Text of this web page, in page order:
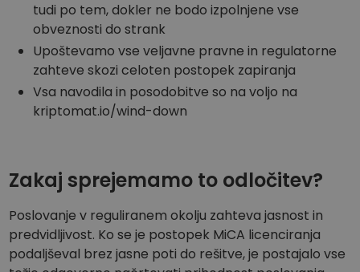
tudi po tem, dokler ne bodo izpolnjene vse
obveznosti do strank
Upoštevamo vse veljavne pravne in regulatorne
zahteve skozi celoten postopek zapiranja
Vsa navodila in posodobitve so na voljo na
kriptomat.io/wind-down
Zakaj sprejemamo to odločitev?
Poslovanje v reguliranem okolju zahteva jasnost in
predvidljivost. Ko se je postopek MiCA licenciranja
podaljševal brez jasne poti do rešitve, je postajalo vse